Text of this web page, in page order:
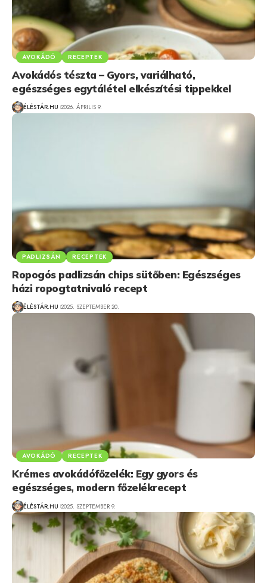
AVOKÁDÓ RECEPTEK
Avokádós tészta – Gyors, variálható,
egészséges egytálétel elkészítési tippekkel
ÉLÉSTÁR.HU 2026. ÁPRILIS 9.
PADLIZSÁN RECEPTEK
Ropogós padlizsán chips sütőben: Egészséges
házi ropogtatnivaló recept
ÉLÉSTÁR.HU 2025. SZEPTEMBER 20.
AVOKÁDÓ RECEPTEK
Krémes avokádófőzelék: Egy gyors és
egészséges, modern főzelékrecept
ÉLÉSTÁR.HU 2025. SZEPTEMBER 9.